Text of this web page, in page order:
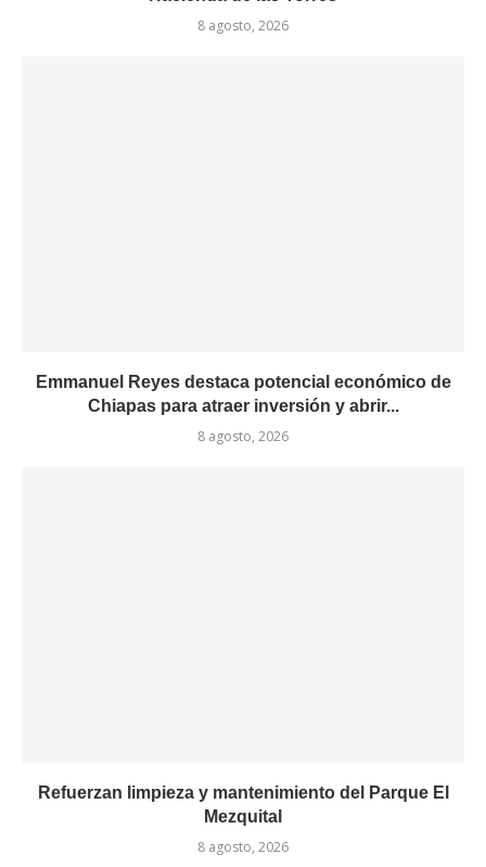
8 agosto, 2026
Emmanuel Reyes destaca potencial económico de
Chiapas para atraer inversión y abrir...
8 agosto, 2026
Refuerzan limpieza y mantenimiento del Parque El
Mezquital
8 agosto, 2026